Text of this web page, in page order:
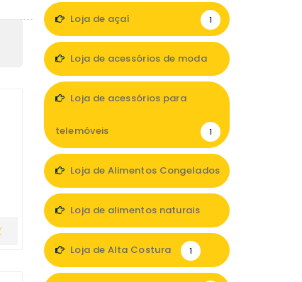
Loja de açaí 1
Loja de acessórios de moda
Loja de acessórios para
telemóveis 1
Loja de Alimentos Congelados
Loja de alimentos naturais
Loja de Alta Costura 1